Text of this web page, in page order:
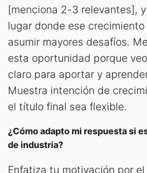
[menciona 2-3 relevantes],
lugar donde ese
asumir mayores desafíos.
esta oportunidad porque
claro para aportar y
Muestra intención de
el título final sea flexible.
¿Cómo adapto mi respuesta si
de industria?
Enfatiza tu motivación por